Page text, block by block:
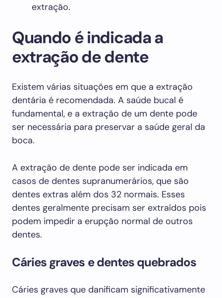
extração.
Quando é indicada a
extração de dente
Existem várias situações em que a extração
dentária é recomendada. A saúde bucal é
fundamental, e a extração de um dente pode
ser necessária para preservar a saúde geral da
boca.
A extração de dente pode ser indicada em
casos de dentes supranumerários, que são
dentes extras além dos 32 normais. Esses
dentes geralmente precisam ser extraídos pois
podem impedir a erupção normal de outros
dentes.
Cáries graves e dentes quebrados
Cáries graves que danificam significativamente